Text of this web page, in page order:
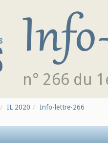
n° 266 du
IL 2020 Info-lettre-266